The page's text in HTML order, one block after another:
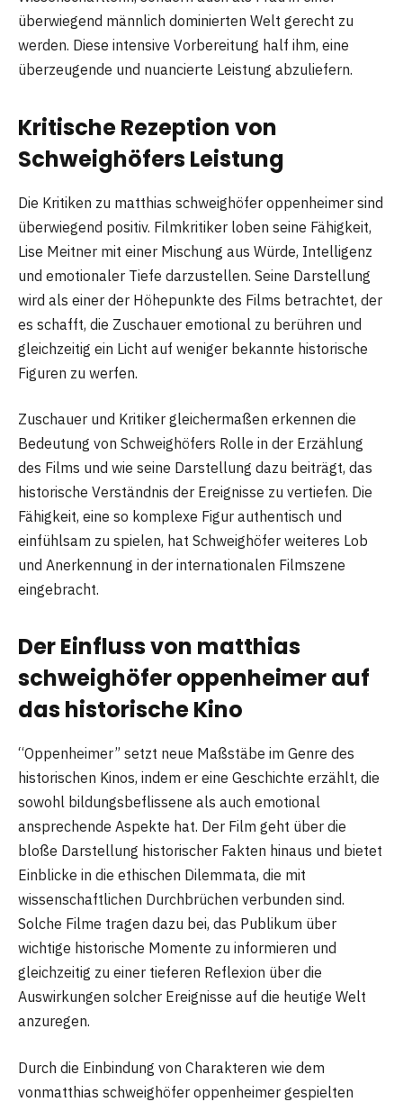
überwiegend männlich dominierten Welt gerecht zu
werden. Diese intensive Vorbereitung half ihm, eine
überzeugende und nuancierte Leistung abzuliefern.
Kritische Rezeption von
Schweighöfers Leistung
Die Kritiken zu matthias schweighöfer oppenheimer sind
überwiegend positiv. Filmkritiker loben seine Fähigkeit,
Lise Meitner mit einer Mischung aus Würde, Intelligenz
und emotionaler Tiefe darzustellen. Seine Darstellung
wird als einer der Höhepunkte des Films betrachtet, der
es schafft, die Zuschauer emotional zu berühren und
gleichzeitig ein Licht auf weniger bekannte historische
Figuren zu werfen.
Zuschauer und Kritiker gleichermaßen erkennen die
Bedeutung von Schweighöfers Rolle in der Erzählung
des Films und wie seine Darstellung dazu beiträgt, das
historische Verständnis der Ereignisse zu vertiefen. Die
Fähigkeit, eine so komplexe Figur authentisch und
einfühlsam zu spielen, hat Schweighöfer weiteres Lob
und Anerkennung in der internationalen Filmszene
eingebracht.
Der Einfluss von matthias
schweighöfer oppenheimer auf
das historische Kino
“Oppenheimer” setzt neue Maßstäbe im Genre des
historischen Kinos, indem er eine Geschichte erzählt, die
sowohl bildungsbeflissene als auch emotional
ansprechende Aspekte hat. Der Film geht über die
bloße Darstellung historischer Fakten hinaus und bietet
Einblicke in die ethischen Dilemmata, die mit
wissenschaftlichen Durchbrüchen verbunden sind.
Solche Filme tragen dazu bei, das Publikum über
wichtige historische Momente zu informieren und
gleichzeitig zu einer tieferen Reflexion über die
Auswirkungen solcher Ereignisse auf die heutige Welt
anzuregen.
Durch die Einbindung von Charakteren wie dem
vonmatthias schweighöfer oppenheimer gespielten